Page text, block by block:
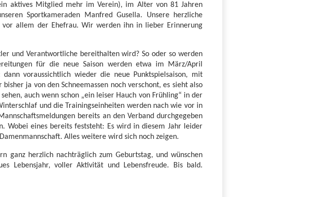
aktives Mitglied mehr im Verein), im Alter von 81 Jahren
Sportkameraden Manfred Gusella. Unsere herzliche
allem der Ehefrau. Wir werden ihn in lieber Erinnerung
und Verantwortliche bereithalten wird? So oder so werden
für die neue Saison werden etwa im März/April
voraussichtlich wieder die neue Punktspielsaison, mit
ja von den Schneemassen noch verschont, es sieht also
auch wenn schon „ein leiser Hauch von Frühling“ in der
und die Trainingseinheiten werden nach wie vor in
bereits an den Verband durchgegeben
Wobei eines bereits feststeht: Es wird in diesem Jahr leider
Alles weitere wird sich noch zeigen.
ganz herzlich nachträglich zum Geburtstag, und wünschen
Lebensjahr, voller Aktivität und Lebensfreude. Bis bald.